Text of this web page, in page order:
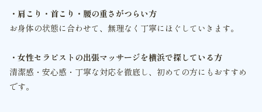
・肩こり・首こり・腰の重さがつらい方
お身体の状態に合わせて、無理なく丁寧にほぐしていきます。
・女性セラピストの出張マッサージを横浜で探している方
清潔感・安心感・丁寧な対応を徹底し、初めての方にもおすすめ
です。